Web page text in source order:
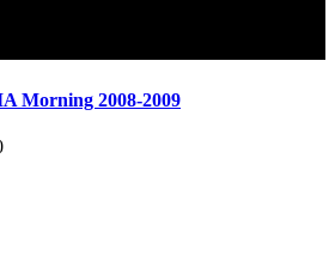
Morning 2008-2009